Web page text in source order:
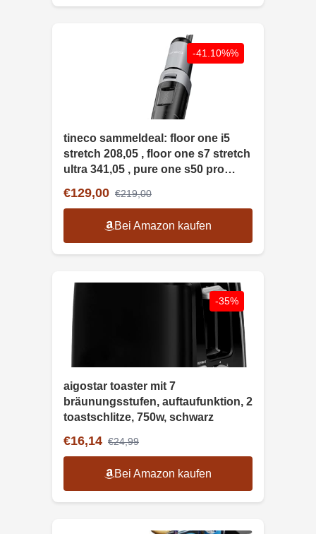
-41.10%%
tineco sammeldeal: floor one i5
stretch 208,05 , floor one s7 stretch
ultra 341,05 , pure one s50 pro
€129,00 €219,00
Bei Amazon kaufen
-35%
aigostar toaster mit 7
bräunungsstufen, auftaufunktion, 2
toastschlitze, 750w, schwarz
€16,14 €24,99
Bei Amazon kaufen